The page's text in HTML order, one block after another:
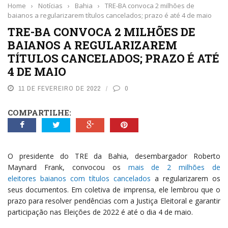
Home › Notícias › Bahia ›
TRE-BA convoca 2 milhões de
baianos a regularizarem títulos cancelados; prazo é até 4 de maio
TRE-BA CONVOCA 2 MILHÕES DE
BAIANOS A REGULARIZAREM
TÍTULOS CANCELADOS; PRAZO É ATÉ
4 DE MAIO
11 DE FEVEREIRO DE 2022 0
COMPARTILHE:
O presidente do TRE da Bahia, desembargador Roberto
Maynard Frank, convocou os mais de 2 milhões de
eleitores baianos com títulos cancelados a regularizarem os
seus documentos. Em coletiva de imprensa, ele lembrou que o
prazo para resolver pendências com a Justiça Eleitoral e garantir
participação nas Eleições de 2022 é até o dia 4 de maio.